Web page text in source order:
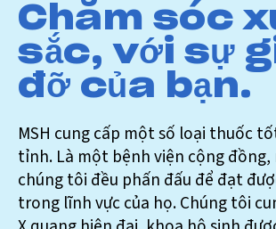
Chăm sóc
sắc, với sự
đỡ của bạn.
MSH cung cấp một số loại thuốc
tỉnh. Là một bệnh viện cộng đồng,
chúng tôi đều phấn đấu để đạt
trong lĩnh vực của họ. Chúng tôi